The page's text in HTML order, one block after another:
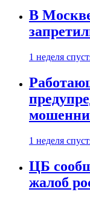
В
1 неделя
1 неделя
ЦБ
жалоб